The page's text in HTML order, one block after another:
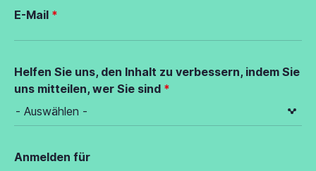
E-Mail
Helfen Sie uns, den Inhalt zu verbessern, indem Sie
uns mitteilen, wer Sie sind
Anmelden für